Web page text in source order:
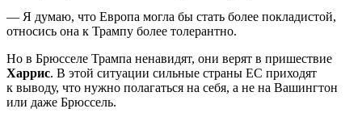
— Я думаю, что Европа могла бы стать более покладистой,
относись она к Трампу более толерантно.
Но в Брюсселе Трампа ненавидят, они верят в пришествие
Харрис. В этой ситуации сильные страны ЕС приходят
к выводу, что нужно полагаться на себя, а не на Вашингтон
или даже Брюссель.